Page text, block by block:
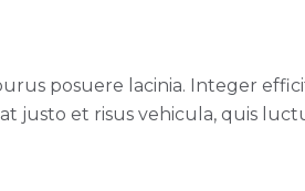
posuere lacinia. Integer
justo et risus vehicula, quis